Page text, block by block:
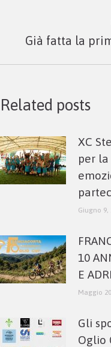
Già fatta la
Related posts
XC
per la
Giugno 9,
10
E
Maggio
Gli
Oglio